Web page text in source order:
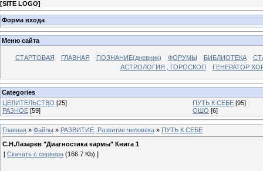
[SITE LOGO]
Форма входа
Меню сайта
СТАРТОВАЯ ГЛАВНАЯ ПОЗНАНИЕ(дневник) ФОРУМЫ БИБЛИОТЕКА
АСТРОЛОГИЯ , ГОРОСКОП
ГЕНЕРАТОР
Categories
ЦЕЛИТЕЛЬСТВО [25] ПУТЬ К СЕБЕ [95]
РАЗНОЕ [59] ОШО [6]
Главная » Файлы » РАЗВИТИЕ, Развитие человека » ПУТЬ К СЕБЕ
С.Н.Лазарев "Диагностика кармы" Книга 1
[ Скачать с сервера (166.7 Kb) ]